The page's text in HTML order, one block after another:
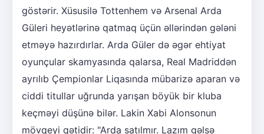
göstərir. Xüsusilə Tottenhem və Arsenal Arda
Güleri heyətlərinə qatmaq üçün əllərindən gələni
etməyə hazırdırlar. Arda Güler də əgər ehtiyat
oyunçular skamyasında qalarsa, Real Madriddən
ayrılıb Çempionlar Liqasında mübarizə aparan və
ciddi titullar uğrunda yarışan böyük bir kluba
keçməyi düşünə bilər. Lakin Xabi Alonsonun
mövqeyi qətidir: "Arda satılmır. Lazım gəlsə